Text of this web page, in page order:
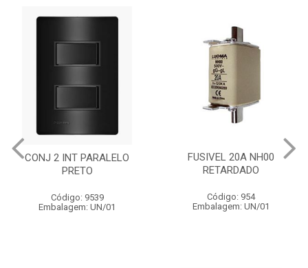
CONJ 2 INT PARALELO
PRETO
Código: 9539
Embalagem: UN/01
FUSIVEL 20A NH00
RETARDADO
Código: 954
Embalagem: UN/01